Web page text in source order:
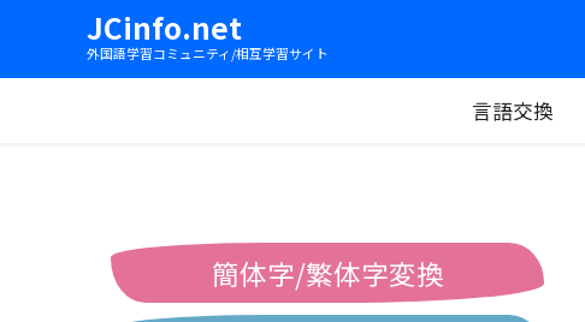
JCinfo.net
外国語学習コミュニティ/相互学習サイト
言語交換
簡体字/繁体字変換